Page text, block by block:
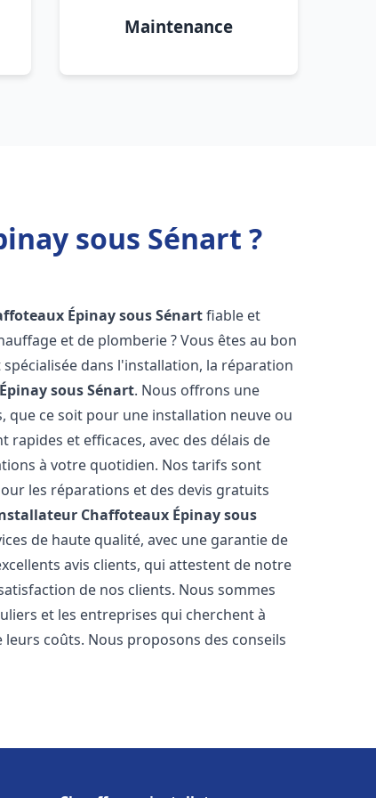
Maintenance
sous Sénart ?
Épinay sous Sénartfiable et
et de plomberie ? Vous êtes au bon
dans l'installation, la réparation
Épinay sous Sénart. Nous offrons une
que ce soit pour une installation neuve ou
et efficaces, avec des délais de
à votre quotidien. Nos tarifs sont
les réparations et des devis gratuits
Chaffoteaux Épinay sous
de haute qualité, avec une garantie de
avis clients, qui attestent de notre
de nos clients. Nous sommes
et les entreprises qui cherchent à
coûts. Nous proposons des conseils